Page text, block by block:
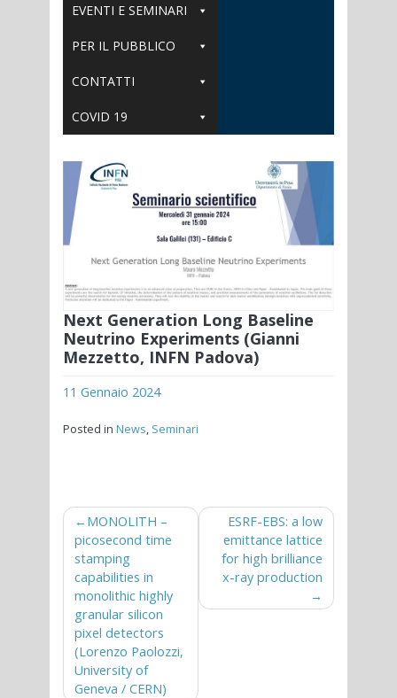
EVENTI E SEMINARI
PER IL PUBBLICO
CONTATTI
COVID 19
Next Generation Long Baseline
Neutrino Experiments (Gianni
Mezzetto, INFN Padova)
11 Gennaio 2024
Posted in News Seminari
Navigazione
articoli
MONOLITH –
picosecond time
stamping
capabilities in
monolithic highly
granular silicon
pixel detectors
(Lorenzo Paolozzi,
University of
Geneva / CERN)
ESRF-EBS: a low
emittance lattice
for high brilliance
x-ray production